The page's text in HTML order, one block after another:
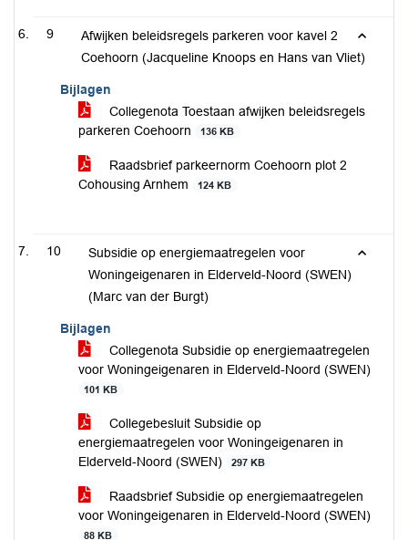
9
Afwijken beleidsregels parkeren voor kavel 2
Coehoorn (Jacqueline Knoops en Hans van Vliet)
Bijlagen
Collegenota Toestaan afwijken beleidsregels
parkeren Coehoorn
136 KB
Raadsbrief parkeernorm Coehoorn plot 2
Cohousing Arnhem
124 KB
10
Subsidie op energiemaatregelen voor
Woningeigenaren in Elderveld-Noord (SWEN)
(Marc van der Burgt)
Bijlagen
Collegenota Subsidie op energiemaatregelen
voor Woningeigenaren in Elderveld-Noord (SWEN)
101 KB
Collegebesluit Subsidie op
energiemaatregelen voor Woningeigenaren in
Elderveld-Noord (SWEN)
297 KB
Raadsbrief Subsidie op energiemaatregelen
voor Woningeigenaren in Elderveld-Noord (SWEN)
88 KB